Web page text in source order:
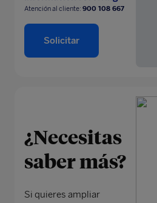
Atención al cliente: 900 108 667
Solicitar
¿Necesitas
saber más?
Si quieres ampliar